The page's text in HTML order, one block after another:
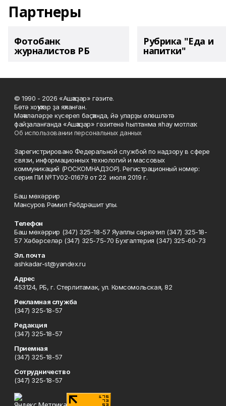
Партнеры
Фотобанк
журналистов РБ
Рубрика "Еда и
напитки"
© 1990 - 2026 «Ашҡаҙар» гәзите.
Бөтә хоҡуҡтар ҙа яҡланған.
Мәҡәләләрҙе күсереп баҫҡанда, йә уларҙы өлөшләтә
файҙаланғанда «Ашҡаҙар» гәзитенә һылтанма яһау мотлаҡ.
Об использовании персональных данных
Зарегистрировано Федеральной службой по надзору в сфере
связи, информационных технологий и массовых
коммуникаций (РОСКОМНАДЗОР). Регистрационный номер:
серия ПИ №ТУ02-01679 от 22 июля 2019 г.
Баш мөхәррир
Мансуров Рәмил Ғәбдрәшит улы.
Телефон
Баш мөхәррир (347) 325-18-57 Яуаплы сәркәтип (347) 325-18-
57 Хәбәрселәр (347) 325-75-70 Бухгалтерия (347) 325-60-73
Эл. почта
ashkadar-st@yandex.ru
Адрес
453124, РБ, г. Стерлитамак, ул. Комсомольская, 82
Рекламная служба
(347) 325-18-57
Редакция
(347) 325-18-57
Приемная
(347) 325-18-57
Сотрудничество
(347) 325-18-57